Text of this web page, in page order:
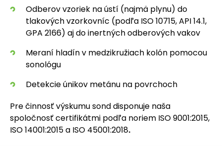
Odberov vzoriek na ústí (najmä plynu) do
tlakových vzorkovníc (podľa ISO 10715, API 14.1,
GPA 2166) aj do inertných odberových vakov
Meraní hladín v medzikružiach kolón pomocou
sonológu
Detekcie únikov metánu na povrchoch
Pre činnosť výskumu sond disponuje naša
spoločnosť certifikátmi podľa noriem ISO 9001:2015,
ISO 14001:2015 a ISO 45001:2018.